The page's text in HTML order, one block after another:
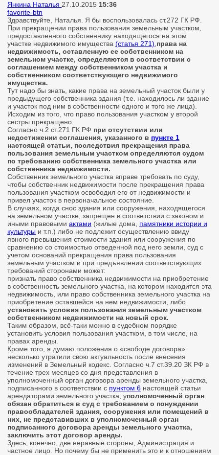
Янкина Наталья 27.10.2015 15:36
favorite-btn
Здравствуйте, Наталья. Я бы воспользовалась ст.272 ГК РФ.
При прекращении права пользования земельным участком,
предоставленного собственнику находящегося на этом
участке недвижимого имущества (статья 271) права на
недвижимость, оставленную ее собственником на
земельном участке, определяются в соответствии с
соглашением между собственником участка и
собственником соответствующего недвижимого
имущества.
Тут надо бы знать, какие права на земельный участок были у
предыдущего собственника здания (т.е. находилось ли здание
и участок под ним в собственности одного и того же лица).
Исходим из того, что право пользования участком у второй
сестры прекращено.
Согласно ч.2 ст.271 ГК РФ при отсутствии или
недостижении соглашения, указанного в пункте 1
настоящей статьи, последствия прекращения права
пользования земельным участком определяются судом
по требованию собственника земельного участка или
собственника недвижимости.
Собственник земельного участка вправе требовать по суду,
чтобы собственник недвижимости после прекращения права
пользования участком освободил его от недвижимости и
привел участок в первоначальное состояние.
В случаях, когда снос здания или сооружения, находящегося
на земельном участке, запрещен в соответствии с законом и
иными правовыми актами (жилые дома, памятники истории и
культуры и т.п.) либо не подлежит осуществлению ввиду
явного превышения стоимости здания или сооружения по
сравнению со стоимостью отведенной под него земли, суд с
учетом оснований прекращения права пользования
земельным участком и при предъявлении соответствующих
требований сторонами может:
признать право собственника недвижимости на приобретение
в собственность земельного участка, на котором находится эта
недвижимость, или право собственника земельного участка на
приобретение оставшейся на нем недвижимости, либо
установить условия пользования земельным участком
собственником недвижимости на новый срок.
Таким образом, всё-таки можно в судебном порядке
установить условия пользования участком, в том числе, на
правах аренды.
Кроме того, я думаю положения о «свободе договора»
несколько утратили свою актуальность после внесения
изменений в Земельный кодекс. Согласно ч.7 ст.39.20 ЗК РФ в
течение трех месяцев со дня представления в
уполномоченный орган договора аренды земельного участка,
подписанного в соответствии с пунктом 6 настоящей статьи
арендаторами земельного участка, уполномоченный орган
обязан обратиться в суд с требованием о понуждении
правообладателей здания, сооружения или помещений в
них, не представивших в уполномоченный орган
подписанного договора аренды земельного участка,
заключить этот договор аренды.
Здесь, конечно, две неравные стороны, Администрация и
частное лицо. Но почему бы не применить это и к отношениям